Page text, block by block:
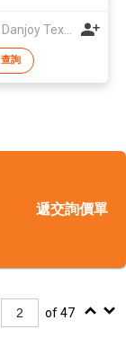
Changshu Danjoy Textile Import & Export Co., Ltd.
查詢
遞交詢價單
of 47